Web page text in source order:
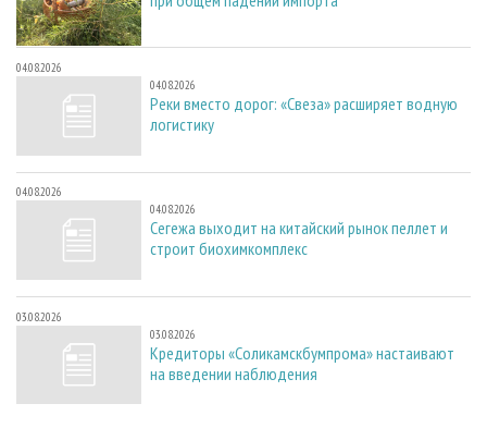
04.08.2026
04.08.2026
Реки вместо дорог: «Свеза» расширяет водную
логистику
04.08.2026
04.08.2026
Сегежа выходит на китайский рынок пеллет и
строит биохимкомплекс
03.08.2026
03.08.2026
Кредиторы «Соликамскбумпрома» настаивают
на введении наблюдения